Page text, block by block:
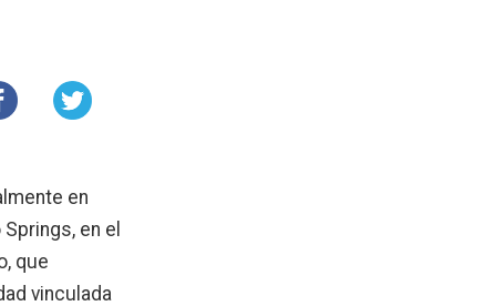
en
en el
que
vinculada